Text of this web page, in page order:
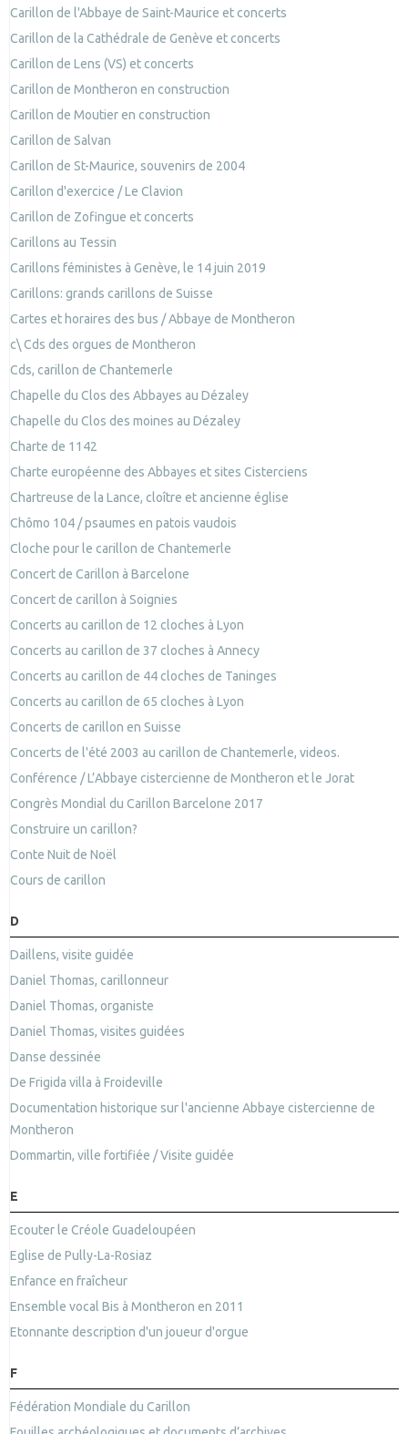
Carillon de l'Abbaye de Saint-Maurice et concerts
Carillon de la Cathédrale de Genève et concerts
Carillon de Lens (VS) et concerts
Carillon de Montheron en construction
Carillon de Moutier en construction
Carillon de Salvan
Carillon de St-Maurice, souvenirs de 2004
Carillon d'exercice / Le Clavion
Carillon de Zofingue et concerts
Carillons au Tessin
Carillons féministes à Genève, le 14 juin 2019
Carillons: grands carillons de Suisse
Cartes et horaires des bus / Abbaye de Montheron
c\ Cds des orgues de Montheron
Cds, carillon de Chantemerle
Chapelle du Clos des Abbayes au Dézaley
Chapelle du Clos des moines au Dézaley
Charte de 1142
Charte européenne des Abbayes et sites Cisterciens
Chartreuse de la Lance, cloître et ancienne église
Chômo 104 / psaumes en patois vaudois
Cloche pour le carillon de Chantemerle
Concert de Carillon à Barcelone
Concert de carillon à Soignies
Concerts au carillon de 12 cloches à Lyon
Concerts au carillon de 37 cloches à Annecy
Concerts au carillon de 44 cloches de Taninges
Concerts au carillon de 65 cloches à Lyon
Concerts de carillon en Suisse
Concerts de l'été 2003 au carillon de Chantemerle, videos.
Conférence / L’Abbaye cistercienne de Montheron et le Jorat
Congrès Mondial du Carillon Barcelone 2017
Construire un carillon?
Conte Nuit de Noël
Cours de carillon
D
Daillens, visite guidée
Daniel Thomas, carillonneur
Daniel Thomas, organiste
Daniel Thomas, visites guidées
Danse dessinée
De Frigida villa à Froideville
Documentation historique sur l'ancienne Abbaye cistercienne de
Montheron
Dommartin, ville fortifiée / Visite guidée
E
Ecouter le Créole Guadeloupéen
Eglise de Pully-La-Rosiaz
Enfance en fraîcheur
Ensemble vocal Bis à Montheron en 2011
Etonnante description d'un joueur d'orgue
F
Fédération Mondiale du Carillon